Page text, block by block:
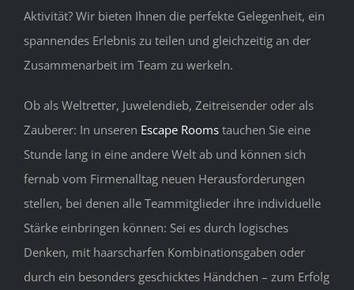
Aktivität? Wir bieten Ihnen die perfekte Gelegenheit, ein
spannendes Erlebnis zu teilen und gleichzeitig an der
Zusammenarbeit im Team zu werkeln.
Ob als Weltretter, Juwelendieb, Zeitreisender oder als
Zauberer: In unseren Escape Rooms tauchen Sie eine
Stunde lang in eine andere Welt ab und können sich
fernab vom Firmenalltag neuen Herausforderungen
stellen, bei denen alle Teammitglieder ihre individuelle
Stärke einbringen können: Sei es durch logisches
Denken, mit haarscharfen Kombinationsgaben oder
durch ein besonders geschicktes Händchen – zum Erfolg